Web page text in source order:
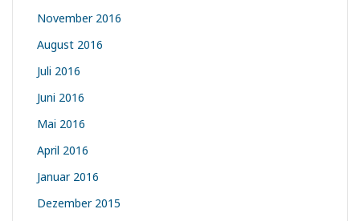
November 2016
August 2016
Juli 2016
Juni 2016
Mai 2016
April 2016
Januar 2016
Dezember 2015